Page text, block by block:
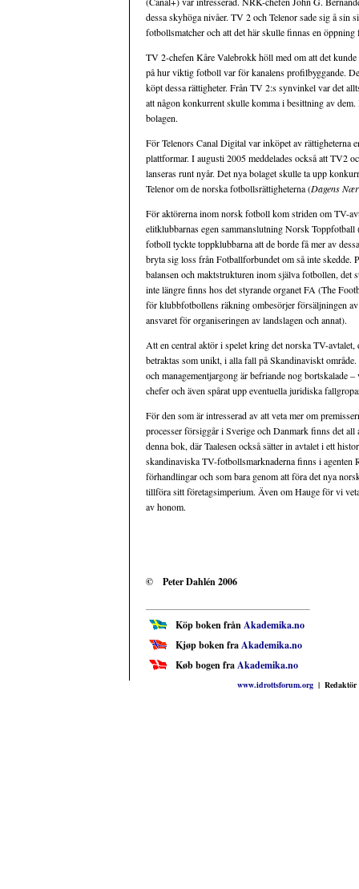
dessa skyhöga nivåer. TV 2 och Telenor sade sig å sin
fotbollsmatcher och att det här skulle finnas en
TV 2-chefen Kåre Valebrokk höll med om att det
på hur viktig fotboll var för kanalens profilbyggande.
köpt dessa rättigheter. Från TV 2:s synvinkel var det
att någon konkurrent skulle komma i besittning av
bolagen.
För Telenors Canal Digital var inköpet av rättigheterna
plattformar. I augusti 2005 meddelades också att TV2
lanseras runt nyår. Det nya bolaget skulle ta upp
Telenor om de norska fotbollsrättigheterna (Dagens
För aktörerna inom norsk fotboll kom striden om TV-
elitklubbarnas egen sammanslutning Norsk
fotboll tyckte toppklubbarna att de borde få mer av
bryta sig loss från Fotballforbundet om så inte skedde.
balansen och maktstrukturen inom själva fotbollen, det
inte längre finns hos det styrande organet FA (The
för klubbfotbollens räkning ombesörjer försäljningen
ansvaret för organiseringen av landslagen och annat).
Att en central aktör i spelet kring det norska TV-
betraktas som unikt, i alla fall på Skandinaviskt
och managementjargong är befriande nog bortskalade
chefer och även spårat upp eventuella juridiska
För den som är intresserad av att veta mer om
processer försiggår i Sverige och Danmark finns det
denna bok, där Taalesen också sätter in avtalet i ett
skandinaviska TV-fotbollsmarknaderna finns i agenten
förhandlingar och som bara genom att föra det nya
tillföra sitt företagsimperium. Även om Hauge för vi
av honom.
© Peter Dahlén 2006
Köp boken frånAkademika.no
Kjøp boken fraAkademika.no
Køb bogen fraAkademika.no
www.idrottsforum.org| Redaktör